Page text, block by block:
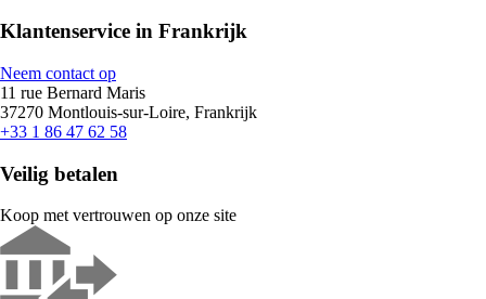
Klantenservice in Frankrijk
Neem contact op
11 rue Bernard Maris
37270 Montlouis-sur-Loire, Frankrijk
+33 1 86 47 62 58
Veilig betalen
Koop met vertrouwen op onze site